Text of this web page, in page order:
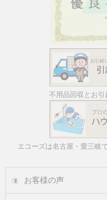
不用品回収とお
エコーズは名古屋・愛三岐
お客様の声